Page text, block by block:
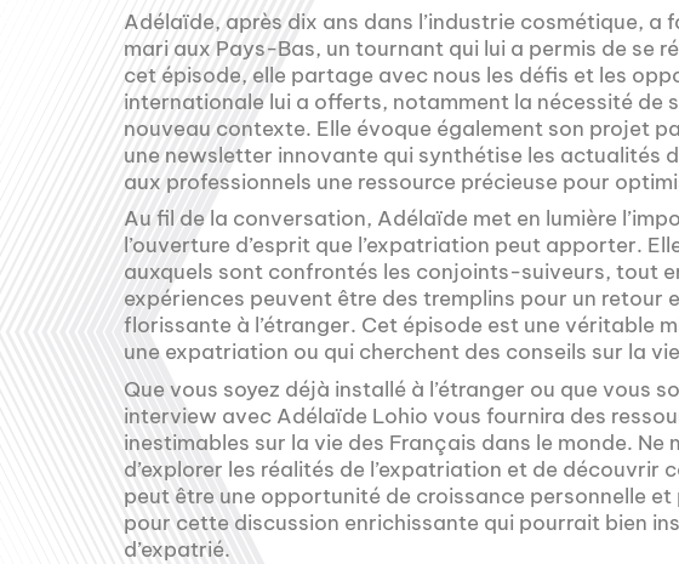
Adélaïde, après dix ans dans l’industrie cosmétique, a
mari aux Pays-Bas, un tournant qui lui a permis de se
cet épisode, elle partage avec nous les défis et les
internationale lui a offerts, notamment la nécessité de
nouveau contexte. Elle évoque également son projet
une newsletter innovante qui synthétise les actualités
aux professionnels une ressource précieuse pour
Au fil de la conversation, Adélaïde met en lumière
l’ouverture d’esprit que l’expatriation peut apporter.
auxquels sont confrontés les conjoints-suiveurs, tout
expériences peuvent être des tremplins pour un retour
florissante à l’étranger. Cet épisode est une véritable
une expatriation ou qui cherchent des conseils sur la
Que vous soyez déjà installé à l’étranger ou que vous
interview avec Adélaïde Lohio vous fournira des
inestimables sur la vie des Français dans le monde.
d’explorer les réalités de l’expatriation et de
peut être une opportunité de croissance personnelle
pour cette discussion enrichissante qui pourrait bien
d’expatrié.